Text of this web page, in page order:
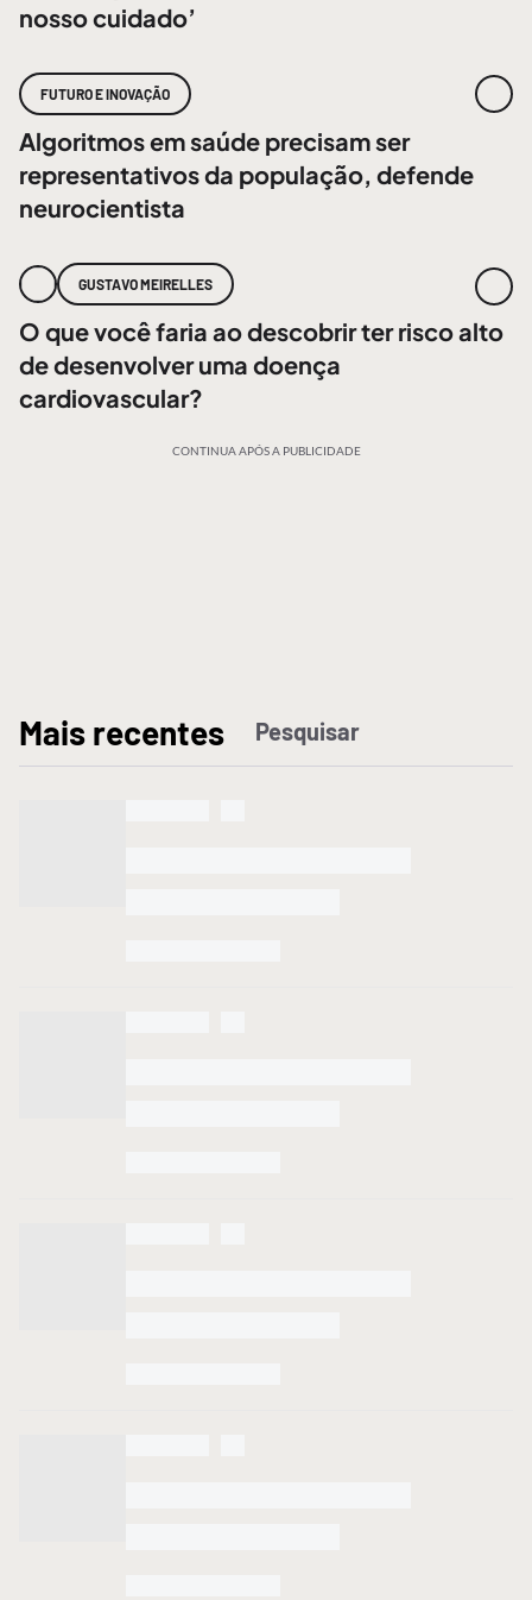
nosso cuidado’
FUTURO E INOVAÇÃO
Algoritmos em saúde precisam ser
representativos da população, defende
neurocientista
GUSTAVO MEIRELLES
O que você faria ao descobrir ter risco alto
de desenvolver uma doença
cardiovascular?
CONTINUA APÓS A PUBLICIDADE
Mais recentes